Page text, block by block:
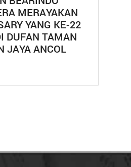
MERAYAKAN
YANG KE-22
DUFAN TAMAN
JAYA ANCOL